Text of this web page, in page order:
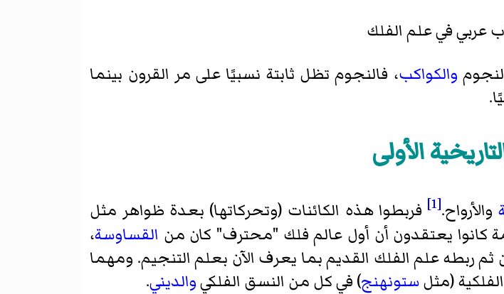
عربي في علم الفلك
والكواكب، فالنجوم تظل ثابتة نسبيًا على مر القرون بينما
الأولى
والأرواح.[1]
فربطوا هذه الكائنات (وتحركاتها) بعدة ظواهر مثل
كانوا يعتقدون أن أول عالم فلك "محترف" كان من القساوسة،
ربطه علم الفلك القديم بما يعرف الآن بعلم التنجيم. ومهما
(مثلستونهنج) في كل من النسق الفلكيوالديني.